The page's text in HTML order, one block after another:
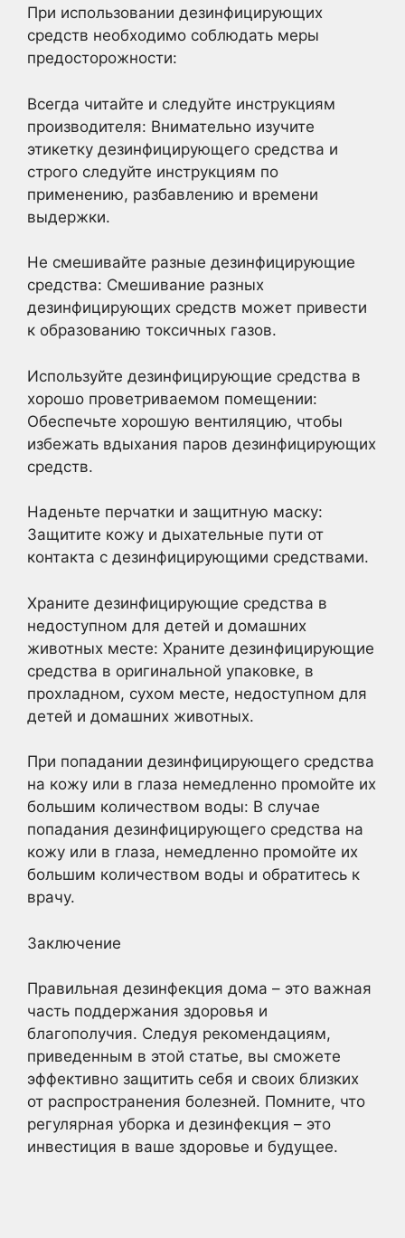
При использовании дезинфицирующих
средств необходимо соблюдать меры
предосторожности:
Всегда читайте и следуйте инструкциям
производителя: Внимательно изучите
этикетку дезинфицирующего средства и
строго следуйте инструкциям по
применению, разбавлению и времени
выдержки.
Не смешивайте разные дезинфицирующие
средства: Смешивание разных
дезинфицирующих средств может привести
к образованию токсичных газов.
Используйте дезинфицирующие средства в
хорошо проветриваемом помещении:
Обеспечьте хорошую вентиляцию, чтобы
избежать вдыхания паров дезинфицирующих
средств.
Наденьте перчатки и защитную маску:
Защитите кожу и дыхательные пути от
контакта с дезинфицирующими средствами.
Храните дезинфицирующие средства в
недоступном для детей и домашних
животных месте: Храните дезинфицирующие
средства в оригинальной упаковке, в
прохладном, сухом месте, недоступном для
детей и домашних животных.
При попадании дезинфицирующего средства
на кожу или в глаза немедленно промойте их
большим количеством воды: В случае
попадания дезинфицирующего средства на
кожу или в глаза, немедленно промойте их
большим количеством воды и обратитесь к
врачу.
Заключение
Правильная дезинфекция дома – это важная
часть поддержания здоровья и
благополучия. Следуя рекомендациям,
приведенным в этой статье, вы сможете
эффективно защитить себя и своих близких
от распространения болезней. Помните, что
регулярная уборка и дезинфекция – это
инвестиция в ваше здоровье и будущее.